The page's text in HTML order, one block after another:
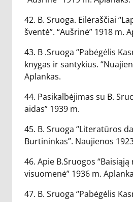
42. B. Sruoga. Eilėraščiai
šventė”. “Aušrinė” 1918 m.
43. B .Sruoga “Pabėgėlis
knygas ir santykius.
Aplankas.
44. Pasikalbėjimas su B.
aidas” 1939 m.
45. B. Sruoga “Literatūros
Burtininkas”. Naujienos
46. Apie B.Sruogos “Baisiąją
visuomenė” 1936 m.
47. B. Sruoga “Pabėgėlis